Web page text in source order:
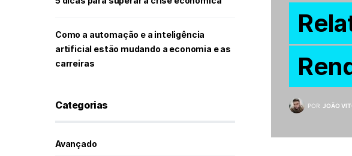
POR JOÃO
Como a automação e a inteligência
artificial estão mudando a economia e as
carreiras
Categorias
Avançado